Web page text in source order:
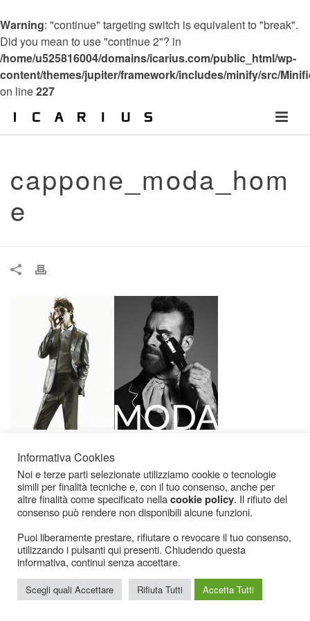
Warning: "continue" targeting switch is equivalent to "break".
Did you mean to use "continue 2"? in
/home/u525816004/domains/icarius.com/public_html/wp-
content/themes/jupiter/framework/includes/minify/src/
on line227
cappone_moda_hom
e
Icarius.com Copyright © 2000 - 2022 |Privacy Policy|Cookies Policy|Consenso
Cookies
Informativa Cookies
Noi e terze parti selezionate utilizziamo cookie o tecnologie
simili per finalità tecniche e, con il tuo consenso, anche per
altre finalità come specificato nellacookie policy. Il rifiuto del
consenso può rendere non disponibili alcune funzioni.
Puoi liberamente prestare, rifiutare o revocare il tuo consenso,
utilizzando i pulsanti qui presenti. Chiudendo questa
informativa, continui senza accettare.
Scegli quali Accettare Rifiuta Tutti Accetta Tutti